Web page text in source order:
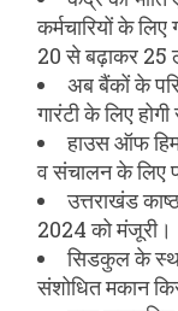
कर्मचारियों के
20 से बढ़ाकर 25
अब बैंकों के
गारंटी के लिए होगी
हाउस ऑफ
व संचालन के लिए
उत्तराखंड
2024 को मंजूरी।
सिडकुल के
संशोधित मकान